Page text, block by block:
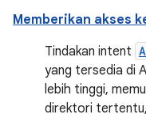
Memberikan akses
Tindakan intent
yang tersedia di
lebih tinggi,
direktori tertentu,